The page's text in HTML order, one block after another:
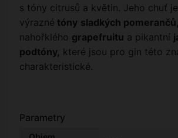
s tóny citrusů a květin. Jeho chuť
výrazné tóny sladkých pomerančů,
nahořklého grapefruitu a pikantní
podtóny, které jsou pro gin této
charakteristické.
Parametry